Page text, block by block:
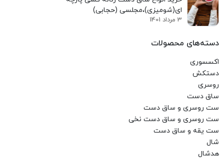
ای(شومیزی)،مجلسی (حجابی)
3 مرداد 1401
دسته‌های محصولات
اکسسوری
دستکش
روسری
ساق دست
ست روسری و ساق دست
ست روسری و ساق دست نخی
ست یقه و ساق دست
شال
هدشال